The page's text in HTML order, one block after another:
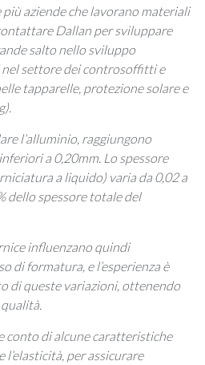
aziende che lavorano materiali
Dallan per sviluppare
salto nello sviluppo
nel settore dei controsoffitti e
tapparelle, protezione solare e
l’alluminio, raggiungono
a 0,20mm. Lo spessore
a liquido) varia da 0,02 a
dello spessore totale del
influenzano quindi
di formatura, e l’esperienza è
di queste variazioni, ottenendo
conto di alcune caratteristiche
per assicurare